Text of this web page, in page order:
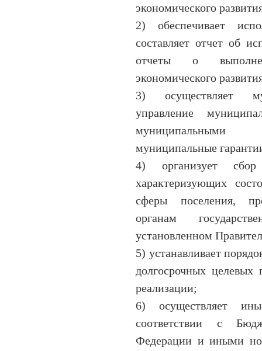
экономического
2) обеспечивает
составляет отчет об
отчеты о
экономического
3) осуществляет
управление
муниципальными
муниципальные
4) организует сбор
характеризующих
сферы поселения,
органам
установленном
5) устанавливает
долгосрочных
реализации;
6) осуществляет
соответствии с
Федерации и иными